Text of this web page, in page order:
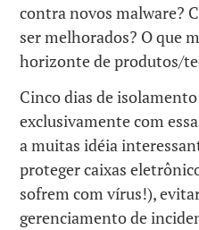
contra novos malware?
ser melhorados? O que
horizonte de produtos/
Cinco dias de
exclusivamente com
a muitas idéia
proteger caixas
sofrem com vírus!),
gerenciamento de